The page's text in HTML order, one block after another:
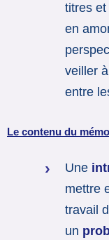
titres
en
veiller
entre
Le contenu du
Une
mettre
travail
un